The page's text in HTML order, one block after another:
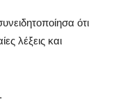
ότι
λέξεις και